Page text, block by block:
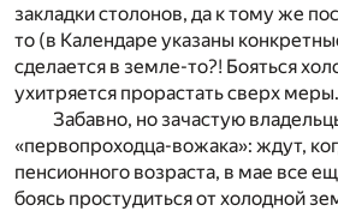
закладки столонов, да к тому же
то (в Календаре указаны
сделается в земле-то?! Бояться
ухитряется прорастать сверх меры.
Забавно, но зачастую
«первопроходца-вожака»: ждут,
пенсионного возраста, в мае все
боясь простудиться от холодной